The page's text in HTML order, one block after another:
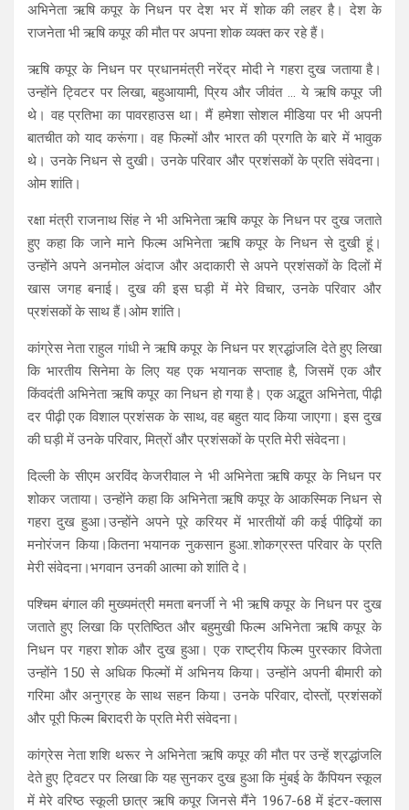
अभिनेता ऋषि कपूर के निधन पर देश भर में शोक की लहर है। देश के
राजनेता भी ऋषि कपूर की मौत पर अपना शोक व्यक्त कर रहे हैं।
ऋषि कपूर के निधन पर प्रधानमंत्री नरेंद्र मोदी ने गहरा दुख जताया है।
उन्होंने ट्विटर पर लिखा, बहुआयामी, प्रिय और जीवंत … ये ऋषि कपूर जी
थे। वह प्रतिभा का पावरहाउस था। मैं हमेशा सोशल मीडिया पर भी अपनी
बातचीत को याद करूंगा। वह फिल्मों और भारत की प्रगति के बारे में भावुक
थे। उनके निधन से दुखी। उनके परिवार और प्रशंसकों के प्रति संवेदना।
ओम शांति।
रक्षा मंत्री राजनाथ सिंह ने भी अभिनेता ऋषि कपूर के निधन पर दुख जताते
हुए कहा कि जाने माने फिल्म अभिनेता ऋषि कपूर के निधन से दुखी हूं।
उन्होंने अपने अनमोल अंदाज और अदाकारी से अपने प्रशंसकों के दिलों में
खास जगह बनाई। दुख की इस घड़ी में मेरे विचार, उनके परिवार और
प्रशंसकों के साथ हैं।ओम शांति।
कांग्रेस नेता राहुल गांधी ने ऋषि कपूर के निधन पर श्रद्धांजलि देते हुए लिखा
कि भारतीय सिनेमा के लिए यह एक भयानक सप्ताह है, जिसमें एक और
किंवदंती अभिनेता ऋषि कपूर का निधन हो गया है। एक अद्भुत अभिनेता, पीढ़ी
दर पीढ़ी एक विशाल प्रशंसक के साथ, वह बहुत याद किया जाएगा। इस दुख
की घड़ी में उनके परिवार, मित्रों और प्रशंसकों के प्रति मेरी संवेदना।
दिल्ली के सीएम अरविंद केजरीवाल ने भी अभिनेता ऋषि कपूर के निधन पर
शोकर जताया। उन्होंने कहा कि अभिनेता ऋषि कपूर के आकस्मिक निधन से
गहरा दुख हुआ।उन्होंने अपने पूरे करियर में भारतीयों की कई पीढ़ियों का
मनोरंजन किया।कितना भयानक नुकसान हुआ..शोकग्रस्त परिवार के प्रति
मेरी संवेदना।भगवान उनकी आत्मा को शांति दे।
पश्चिम बंगाल की मुख्यमंत्री ममता बनर्जी ने भी ऋषि कपूर के निधन पर दुख
जताते हुए लिखा कि प्रतिष्ठित और बहुमुखी फिल्म अभिनेता ऋषि कपूर के
निधन पर गहरा शोक और दुख हुआ। एक राष्ट्रीय फिल्म पुरस्कार विजेता
उन्होंने 150 से अधिक फिल्मों में अभिनय किया। उन्होंने अपनी बीमारी को
गरिमा और अनुग्रह के साथ सहन किया। उनके परिवार, दोस्तों, प्रशंसकों
और पूरी फिल्म बिरादरी के प्रति मेरी संवेदना।
कांग्रेस नेता शशि थरूर ने अभिनेता ऋषि कपूर की मौत पर उन्हें श्रद्धांजलि
देते हुए ट्विटर पर लिखा कि यह सुनकर दुख हुआ कि मुंबई के कैंपियन स्कूल
में मेरे वरिष्ठ स्कूली छात्र ऋषि कपूर जिनसे मैंने 1967-68 में इंटर-क्लास